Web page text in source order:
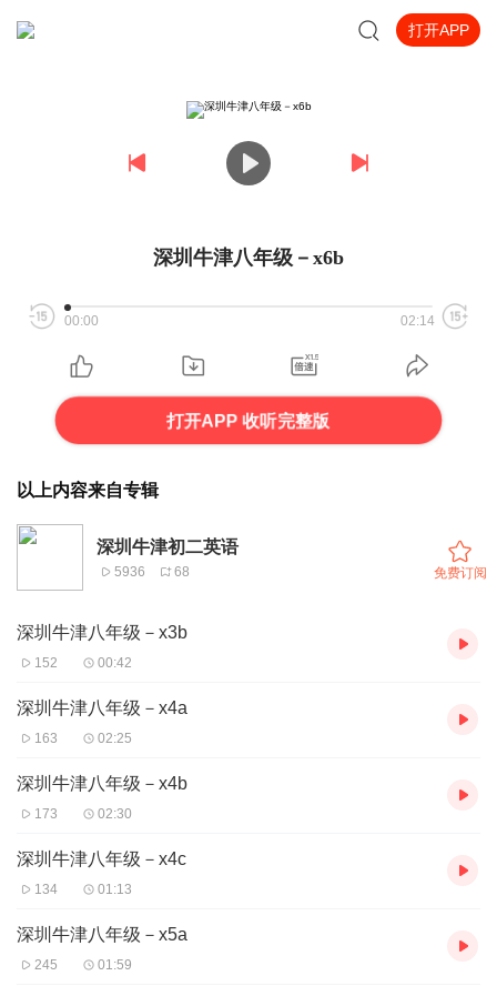
打开APP
深圳牛津八年级－x6b
00:00 02:14
打开APP 收听完整版
以上内容来自专辑
深圳牛津初二英语
5936 68 免费订阅
深圳牛津八年级－x3b
152 00:42
深圳牛津八年级－x4a
163 02:25
深圳牛津八年级－x4b
173 02:30
深圳牛津八年级－x4c
134 01:13
深圳牛津八年级－x5a
245 01:59